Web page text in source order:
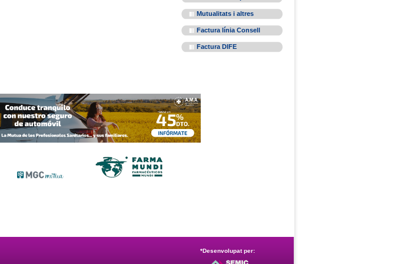
Mutualitats i altres
Factura línia Consell
Factura DIFE
*Desenvolupat per: